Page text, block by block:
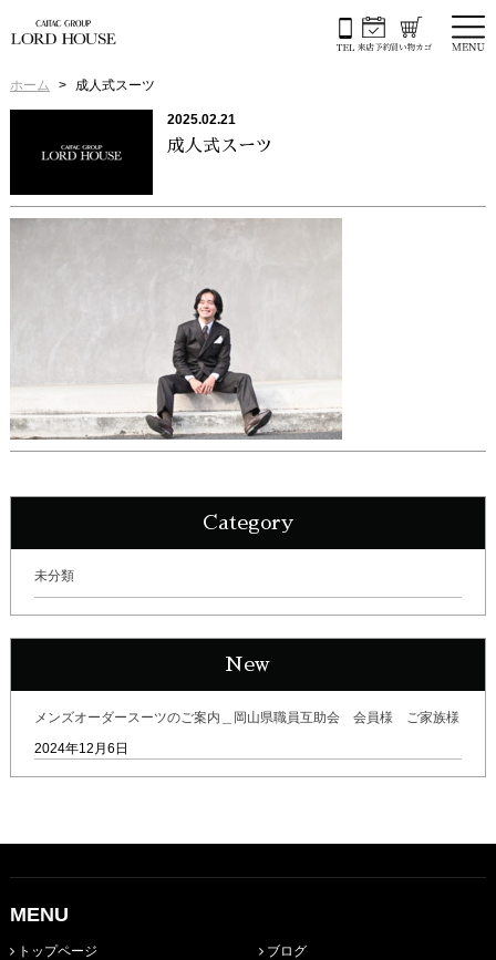
ホーム 成人式スーツ
2025.02.21
成人式スーツ
Category
未分類
New
メンズオーダースーツのご案内＿岡山県職員互助会 会員様 ご家族様
2024年12月6日
MENU
トップページ ブログ